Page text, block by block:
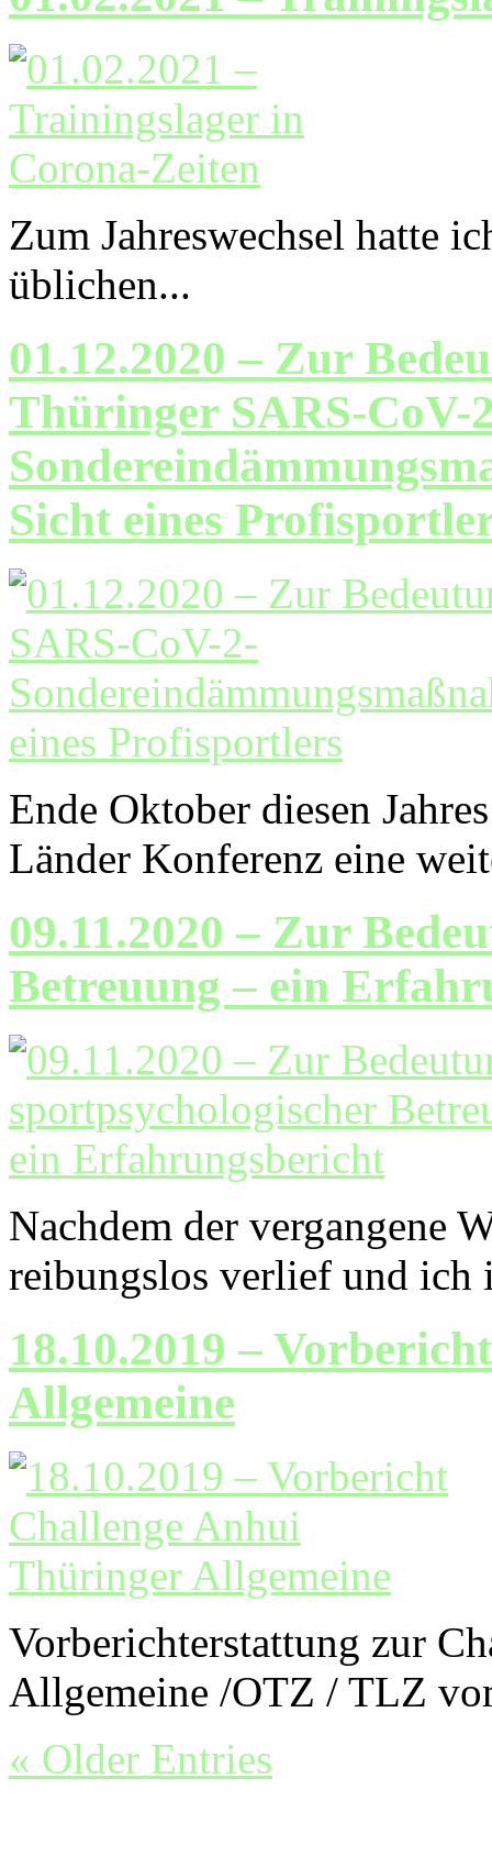
Zum Jahreswechsel hatte
üblichen...
01.12.2020 – Zur
Thüringer SARS-CoV-
Sicht eines
Ende Oktober diesen
Länder Konferenz eine
09.11.2020 – Zur
Betreuung – ein
Nachdem der vergangene
reibungslos verlief und ich
18.10.2019 –
Allgemeine
Vorberichterstattung zur
Allgemeine /OTZ / TLZ
« Older Entries